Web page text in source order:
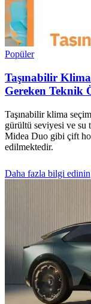
Popüler
Taşınabilir
Gereken Teknik
Taşınabilir klima
gürültü seviyesi ve
Midea Duo gibi çift
edilmektedir.
Daha fazla bilgi edinin